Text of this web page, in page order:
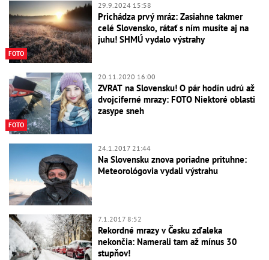
FOTO
29.9.2024 15:58
Prichádza prvý mráz: Zasiahne takmer
celé Slovensko, rátať s ním musíte aj na
juhu! SHMÚ vydalo výstrahy
FOTO
20.11.2020 16:00
ZVRAT na Slovensku! O pár hodín udrú až
dvojciferné mrazy: FOTO Niektoré oblasti
zasype sneh
24.1.2017 21:44
Na Slovensku znova poriadne prituhne:
Meteorológovia vydali výstrahu
7.1.2017 8:52
Rekordné mrazy v Česku zďaleka
nekončia: Namerali tam až mínus 30
stupňov!